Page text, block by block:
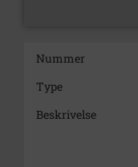
Nummer
Type
Beskrivelse